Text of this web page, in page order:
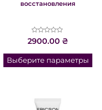
восстановления
Оценка
0
2900.00 ₴
Выберите параметры